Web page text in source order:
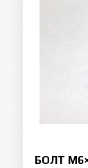
БОЛТ